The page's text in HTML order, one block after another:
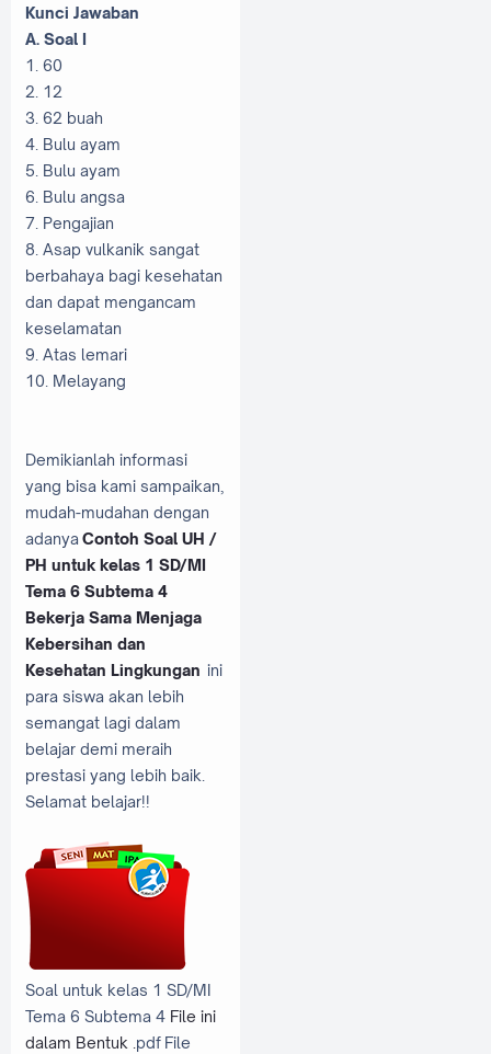
Kunci Jawaban
A. Soal I
1. 60
2. 12
3. 62 buah
4. Bulu ayam
5. Bulu ayam
6. Bulu angsa
7. Pengajian
8. Asap vulkanik sangat
berbahaya bagi kesehatan
dan dapat mengancam
keselamatan
9. Atas lemari
10. Melayang
Demikianlah informasi
yang bisa kami sampaikan,
mudah-mudahan dengan
adanya Contoh Soal UH /
PH untuk kelas 1 SD/MI
Tema 6 Subtema 4
Bekerja Sama Menjaga
Kebersihan dan
Kesehatan Lingkungan ini
para siswa akan lebih
semangat lagi dalam
belajar demi meraih
prestasi yang lebih baik.
Selamat belajar!!
Soal untuk kelas 1 SD/MI
Tema 6 Subtema 4 File ini
dalam Bentuk . pdf File